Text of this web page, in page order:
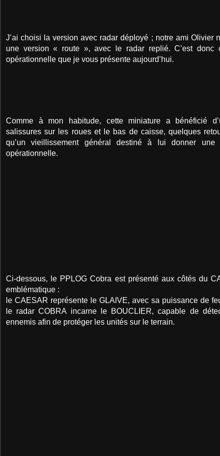
J’ai choisi la version avec radar déployé ; notre ami Olivier
une version « route », avec le radar replié. C’est donc
opérationnelle que je vous présente aujourd’hui.
Comme à mon habitude, cette miniature a bénéficié
salissures sur les roues et le bas de caisse, quelques
qu’un vieillissement général destiné à lui donner
opérationnelle.
Ci-dessous, le PPLOG Cobra est présenté aux côtés du
emblématique :
le CAESAR représente le GLAIVE, avec sa puissance de
le radar COBRA incarne le BOUCLIER, capable de
ennemis afin de protéger les unités sur le terrain.